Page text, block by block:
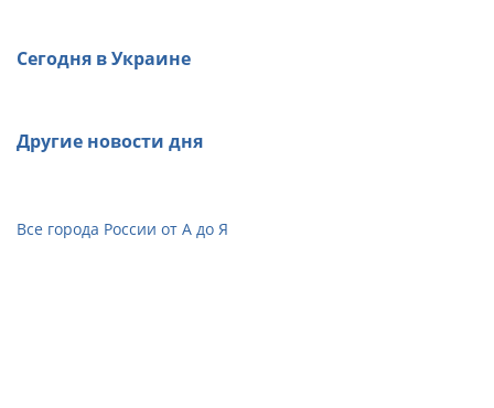
Сегодня в Украине
Другие новости дня
Все города России от А до Я